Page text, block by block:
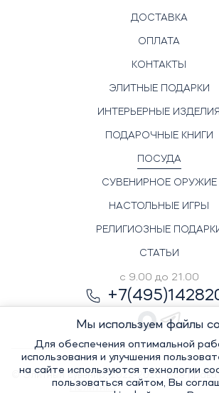
ДОСТАВКА
ОПЛАТА
КОНТАКТЫ
ЭЛИТНЫЕ ПОДАРКИ
ИНТЕРЬЕРНЫЕ ИЗДЕЛИЯ
ПОДАРОЧНЫЕ КНИГИ
ПОСУДА
СУВЕНИРНОЕ ОРУЖИЕ
НАСТОЛЬНЫЕ ИГРЫ
РЕЛИГИОЗНЫЕ
СТАТЬИ
с 9.00 до 21.00
© Элитный сувенир, 2022-2026. Все
Политика
Мы используем файлы
Для обеспечения оптимальной
использования и улучшения
на сайте используются технологии
пользоваться сайтом, Вы